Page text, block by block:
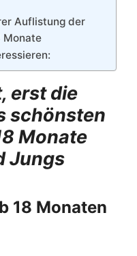
Auflistung der
Monate
erst die
schönsten
Monate
Jungs
18 Monaten